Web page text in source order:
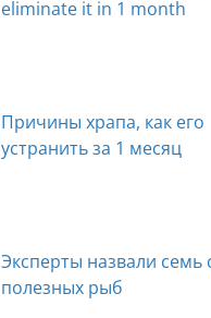
eliminate it in 1 month
Причины храпа, как его
устранить за 1 месяц
Эксперты назвали семь
полезных рыб